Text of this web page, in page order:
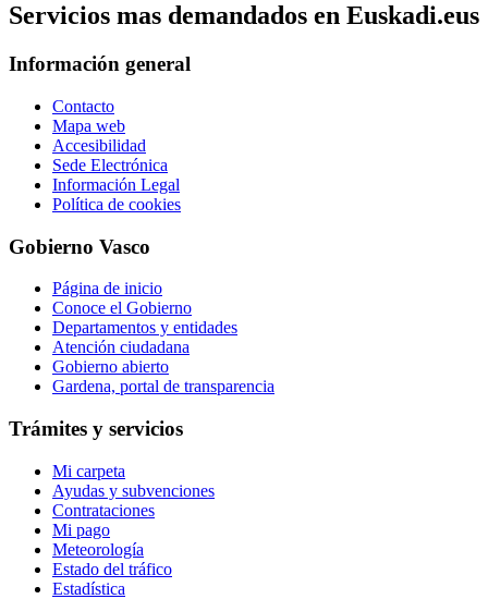
Servicios mas demandados en Euskadi.eus
Información general
Contacto
Mapa web
Accesibilidad
Sede Electrónica
Información Legal
Política de cookies
Gobierno Vasco
Página de inicio
Conoce el Gobierno
Departamentos y entidades
Atención ciudadana
Gobierno abierto
Gardena, portal de transparencia
Trámites y servicios
Mi carpeta
Ayudas y subvenciones
Contrataciones
Mi pago
Meteorología
Estado del tráfico
Estadística